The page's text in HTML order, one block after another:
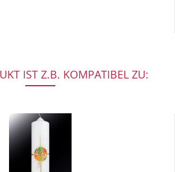
IST Z.B. KOMPATIBEL ZU: